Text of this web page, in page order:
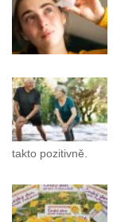
takto pozitivně.